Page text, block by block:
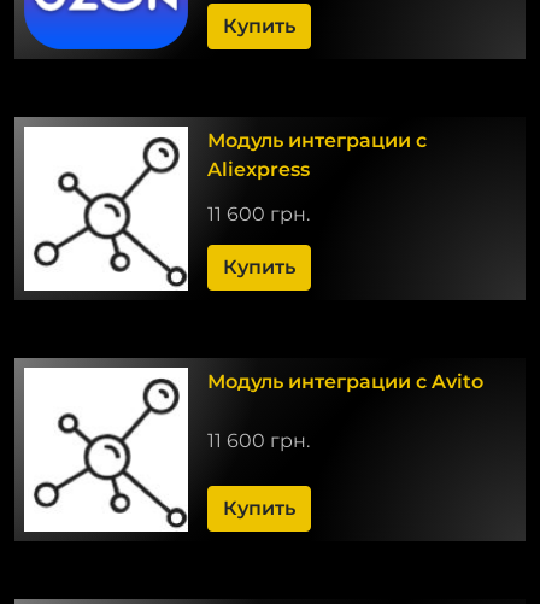
Купить
Модуль интеграции с
Aliexpress
11 600 грн.
Купить
Модуль интеграции с Avito
11 600 грн.
Купить